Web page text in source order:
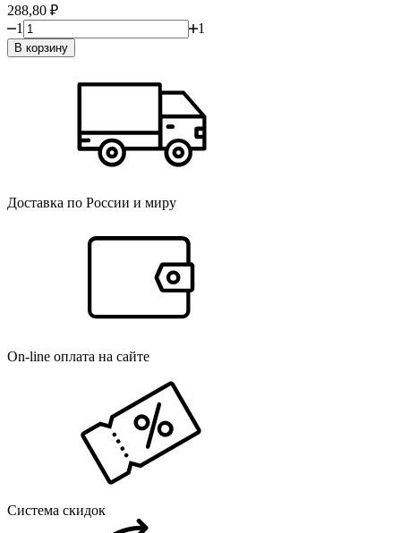
288,80 ₽
1
1
В корзину
Доставка по России и миру
On-line оплата на сайте
Система скидок